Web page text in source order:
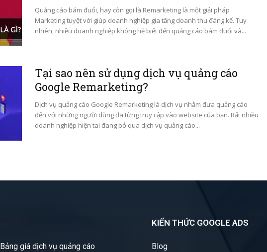
Quảng cáo bám đuổi, hay còn gọi là Remarketing là một giải pháp
Marketing tuyệt vời giúp doanh nghiệp gia tăng doanh thu đáng kể. Tuy
nhiên, nhiều doanh nghiệp không hề biết đến quảng cáo bám đuổi và...
Tại sao nên sử dụng dịch vụ quảng cáo
Google Remarketing?
Dịch vụ quảng cáo Google Remarketing là dịch vụ nhằm đưa quảng cáo
đến với những người dùng đã từng truy cập vào website của bạn. Rất nhiều
doanh nghiệp hiện tai đang bỏ qua dịch vụ quảng cáo...
Bảng giá dịch vụ quảng cáo
KIẾN THỨC GOOGLE ADS
Blog